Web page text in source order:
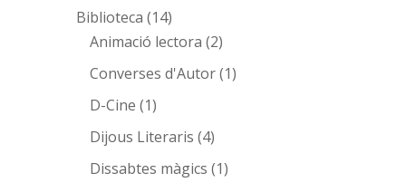
Biblioteca (14)
Animació lectora (2)
Converses d'Autor(1)
D-Cine (1)
Dijous Literaris (4)
Dissabtes màgics (1)